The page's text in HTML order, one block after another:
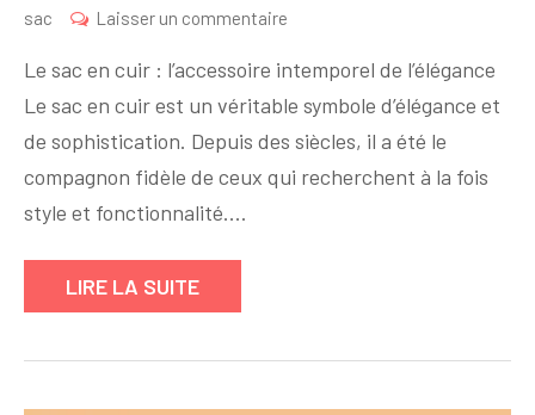
sac
Laisser un commentaire
sac
en
cuir
:
Le sac en cuir : l’accessoire intemporel de l’élégance
Le sac en cuir est un véritable symbole d’élégance et
de sophistication. Depuis des siècles, il a été le
compagnon fidèle de ceux qui recherchent à la fois
style et fonctionnalité.…
LIRE LA SUITE